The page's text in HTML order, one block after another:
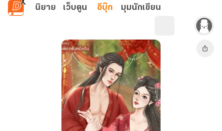
ข้ามไปยังเนื้อหาหลัก
นิยาย เว็บตูน อีบุ๊ก มุมนักเขียน